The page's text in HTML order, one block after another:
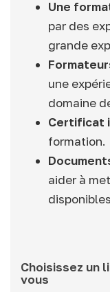
Une
par des
grande
une
domaine
Certificat
formation.
aider à
Choisissez un
vous